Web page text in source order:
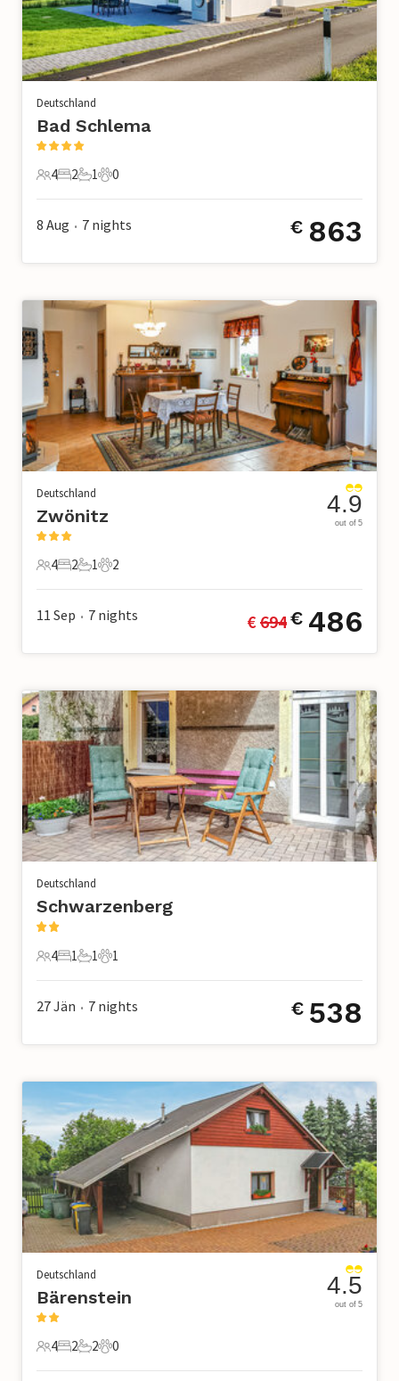
Deutschland
Bad Schlema
4 Gäste
4
2 Schlafzimmer
2
1 Badezimmer
1
0 Haustiere
0
8 Aug • 7 nights € 863
Deutschland
Zwönitz
4 Gäste
4
2 Schlafzimmer
2
1 Badezimmer
1
2 Haustiere
2
4.9
out of 5
11 Sep • 7 nights € 694€ 486
Deutschland
Schwarzenberg
4 Gäste
4
1 Schlafzimmer
1
1 Badezimmer
1
1 Haustier
1
27 Jän • 7 nights € 538
Deutschland
Bärenstein
4 Gäste
4
2 Schlafzimmer
2
2 Badezimmer
2
0 Haustiere
0
4.5
out of 5